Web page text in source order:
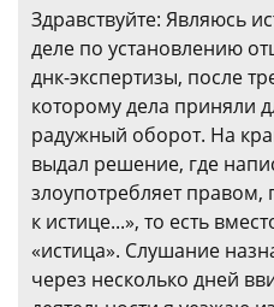
Здравствуйте: Являюсь
деле по установлению
днк-экспертизы, после
которому дела приняли
радужный оборот. На
выдал решение, где
злоупотребляет правом,
к истице...», то есть
«истица». Слушание
через несколько дней